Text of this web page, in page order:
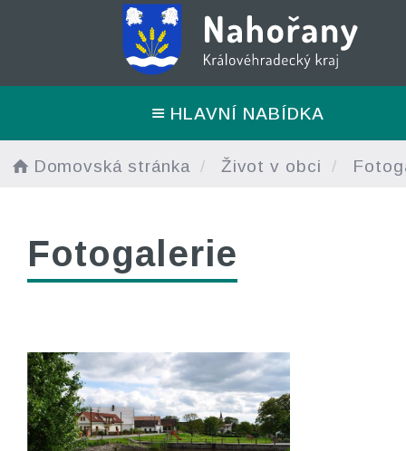
HLAVNÍ NABÍDKA
Domovská stránka Život v obci
Fotogalerie